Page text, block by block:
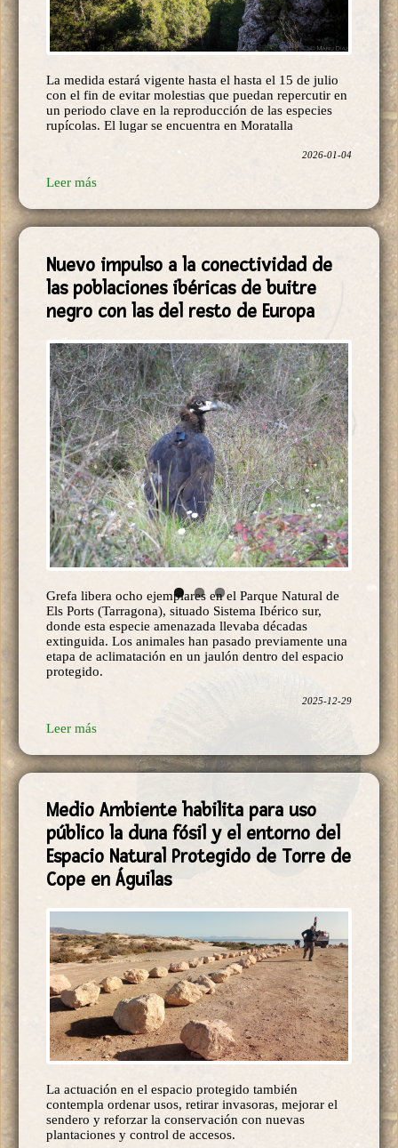
La medida estará vigente hasta el hasta el 15 de julio
con el fin de evitar molestias que puedan repercutir en
un periodo clave en la reproducción de las especies
rupícolas. El lugar se encuentra en Moratalla
2026-01-04
Leer más
Nuevo impulso a la conectividad de
las poblaciones ibéricas de buitre
negro con las del resto de Europa
Grefa libera ocho ejemplares en el Parque Natural de
Els Ports (Tarragona), situado Sistema Ibérico sur,
donde esta especie amenazada llevaba décadas
extinguida. Los animales han pasado previamente una
etapa de aclimatación en un jaulón dentro del espacio
protegido.
Leer más
Medio Ambiente habilita para uso
público la duna fósil y el entorno del
Espacio Natural Protegido de Torre de
Cope en Águilas
La actuación en el espacio protegido también
contempla ordenar usos, retirar invasoras, mejorar el
sendero y reforzar la conservación con nuevas
plantaciones y control de accesos.